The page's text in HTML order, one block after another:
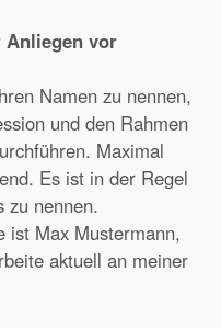
Anliegen vor
Namen zu nennen,
und den Rahmen
Maximal
Es ist in der Regel
zu nennen.
ist Max Mustermann,
aktuell an meiner